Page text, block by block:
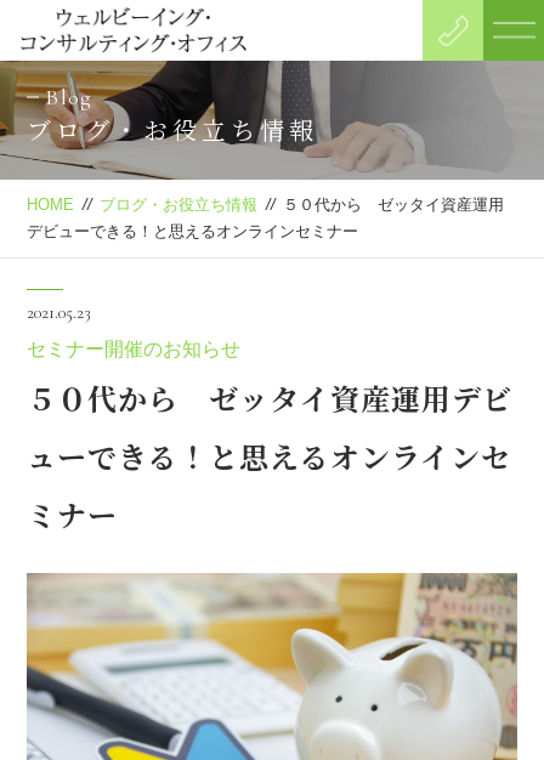
Blog
ブログ・お役立ち情報
HOME // ブログ・お役立ち情報 //
５０代から ゼッタイ資産運用
デビューできる！と思えるオンラインセミナー
2021.05.23
セミナー開催のお知らせ
５０代から ゼッタイ資産運用デビ
ューできる！と思えるオンラインセ
ミナー